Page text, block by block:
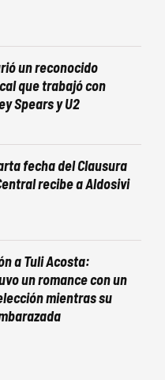
un reconocido
que trabajó con
Spears y U2
fecha del Clausura
recibe a Aldosivi
a Tuli Acosta:
un romance con un
mientras su